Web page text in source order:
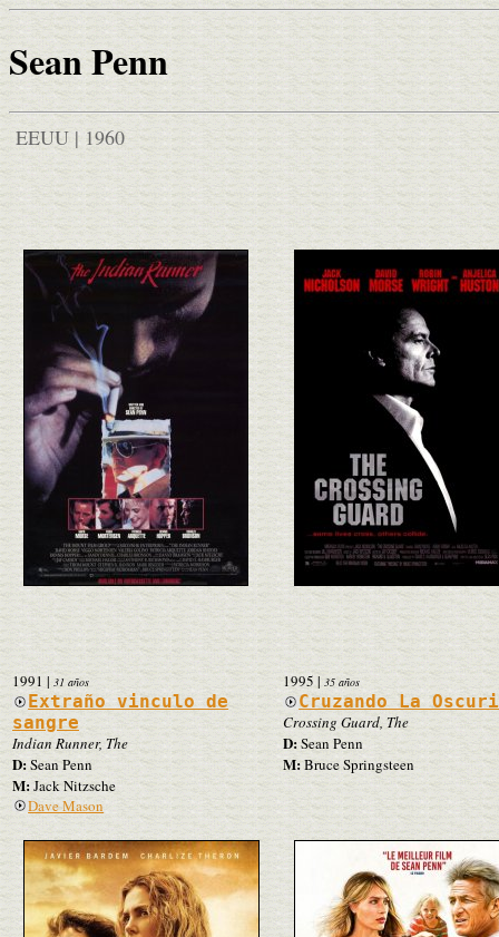
Sean Penn
EEUU | 1960
1991 | 31 años
Extraño vinculo de
sangre
Indian Runner, The
D:Sean Penn
M:Jack Nitzsche
Dave Mason
1995 | 35 años
Cruzando La
Crossing Guard, The
D:Sean Penn
M:Bruce Springsteen